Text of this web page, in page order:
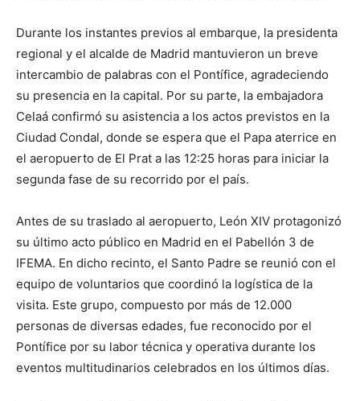
Durante los instantes previos al embarque, la presidenta
regional y el alcalde de Madrid mantuvieron un breve
intercambio de palabras con el Pontífice, agradeciendo
su presencia en la capital. Por su parte, la embajadora
Celaá confirmó su asistencia a los actos previstos en la
Ciudad Condal, donde se espera que el Papa aterrice en
el aeropuerto de El Prat a las 12:25 horas para iniciar la
segunda fase de su recorrido por el país.
Antes de su traslado al aeropuerto, León XIV protagonizó
su último acto público en Madrid en el Pabellón 3 de
IFEMA. En dicho recinto, el Santo Padre se reunió con el
equipo de voluntarios que coordinó la logística de la
visita. Este grupo, compuesto por más de 12.000
personas de diversas edades, fue reconocido por el
Pontífice por su labor técnica y operativa durante los
eventos multitudinarios celebrados en los últimos días.